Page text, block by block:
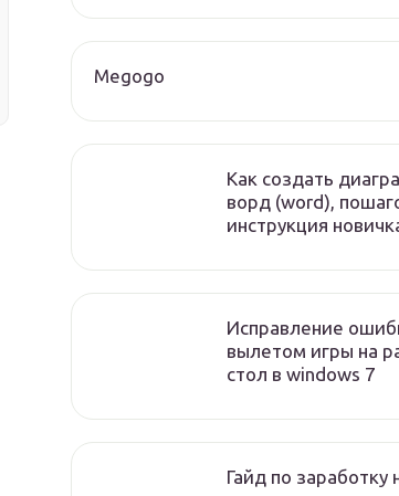
Megogo
Как создать
ворд (word),
инструкция
Исправление
вылетом игры на
стол в windows 7
Гайд по заработку